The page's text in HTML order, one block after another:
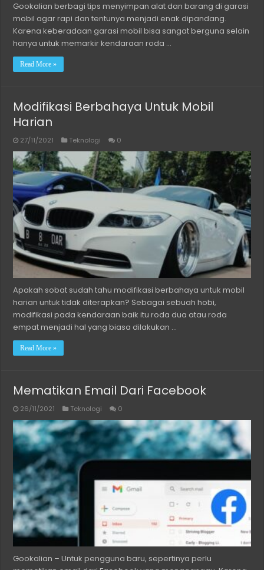
Gookalian berbagi tips menyimpan alat dan barang di garasi
mobil agar rapi dan tentunya menjadi enak dipandang.
Karena keberadaan garasi mobil bisa sangat berguna selain
hanya untuk memarkir kendaraan roda …
Read More »
Modifikasi Berbahaya Untuk Mobil
Harian
27/11/2021 Teknologi 0
Apakah sobat sudah tahu modifikasi berbahaya untuk mobil
harian untuk tidak diterapkan? Sebagai sebuah hobi,
modifikasi pada kendaraan baik itu roda dua atau roda
empat menjadi hal yang biasa dilakukan …
Read More »
Mematikan Email Dari Facebook
26/11/2021 Teknologi 0
Gookalian – Untuk pengguna baru, sepertinya perlu